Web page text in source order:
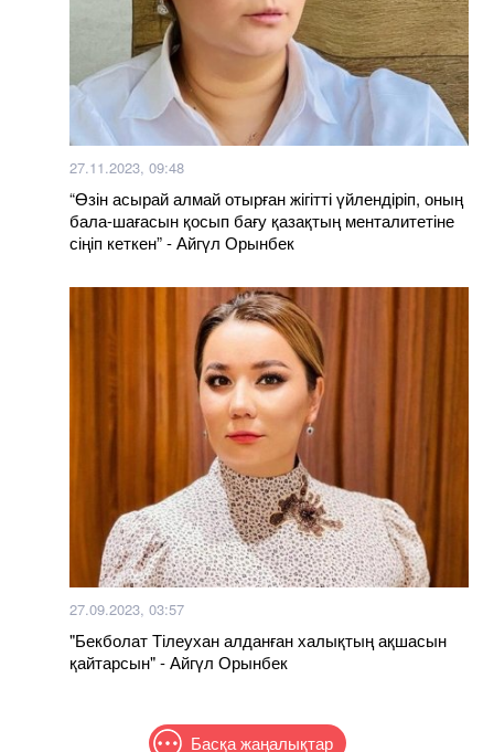
27.11.2023, 09:48
“Өзін асырай алмай отырған жігітті үйлендіріп, оның
бала-шағасын қосып бағу қазақтың менталитетіне
сіңіп кеткен” - Айгүл Орынбек
27.09.2023, 03:57
"Бекболат Тілеухан алданған халықтың ақшасын
қайтарсын" - Айгүл Орынбек
Басқа жаңалықтар